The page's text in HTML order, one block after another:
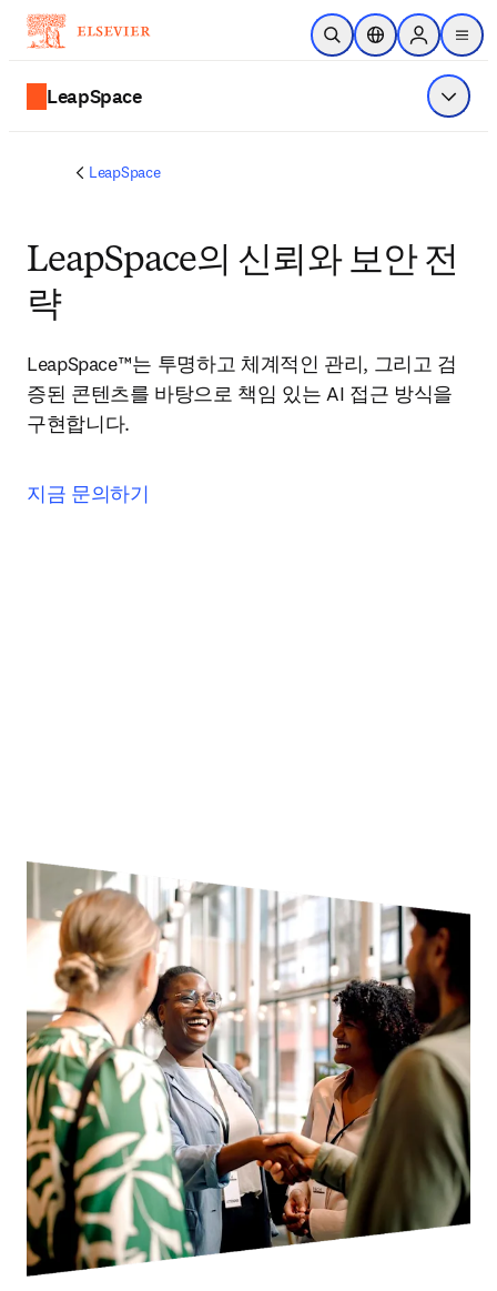
주요 콘텐츠로 건너뛰기
검색 열기위치 선택기Sign in to
menu
LeapSpace 메뉴
LeapSpace
LeapSpace의 신뢰와 보안 전
략
LeapSpace™는 투명하고 체계적인 관리, 그리고 검
증된 콘텐츠를 바탕으로 책임 있는 AI 접근 방식을
구현합니다.
지금 문의하기